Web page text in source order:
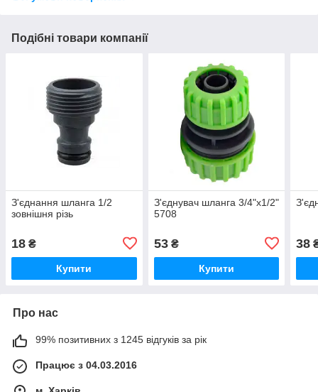
Подібні товари компанії
З'єднання шланга 1/2
зовнішня різь
18 ₴
Купити
З'єднувач шланга 3/4"х1/2"
5708
53₴
Купити
38
Про нас
99% позитивних з 1245 відгуків за рік
Працює з 04.03.2016